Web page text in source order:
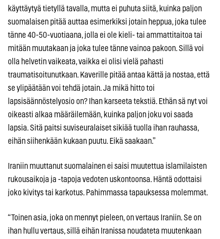
käyttäytyä tietyllä tavalla, mutta ei puhuta siitä, kuinka paljon
suomalaisen pitää auttaa esimerkiksi jotain heppua, joka tulee
tänne 40-50-vuotiaana, jolla ei ole kieli- tai ammattitaitoa tai
mitään muutakaan ja joka tulee tänne vainoa pakoon. Sillä voi
olla helvetin vaikeata, vaikka ei olisi vielä pahasti
traumatisoitunutkaan. Kaverille pitää antaa kättä ja nostaa, että
se ylipäätään voi tehdä jotain. Ja mikä hitto toi
lapsisäännöstelyosio on? Ihan karseeta tekstiä. Ethän sä nyt voi
oikeasti alkaa määräilemään, kuinka paljon joku voi saada
lapsia. Sitä paitsi suviseuralaiset sikiää tuolla ihan rauhassa,
eihän siihenkään kukaan puutu. Eikä saakaan.”
Iraniin muuttanut suomalainen ei saisi muutettua islamilaisten
rukousaikoja ja -tapoja vedoten uskontoonsa. Häntä odottaisi
joko kivitys tai karkotus. Pahimmassa tapauksessa molemmat.
“Toinen asia, joka on mennyt pieleen, on vertaus Iraniin. Se on
ihan hullu vertaus, sillä eihän Iranissa noudateta muutenkaan